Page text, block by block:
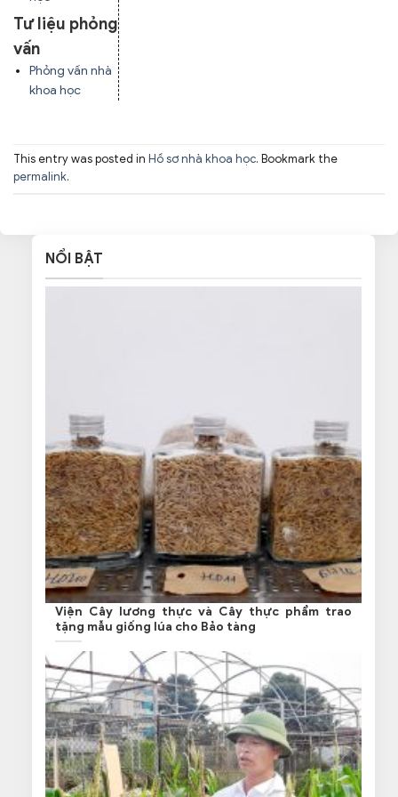
Tư liệu phỏng
vấn
Phỏng vấn nhà
khoa học
This entry was posted in Hồ sơ nhà khoa học. Bookmark the
permalink.
NỔI BẬT
Viện Cây lương thực và Cây thực phẩm trao
tặng mẫu giống lúa cho Bảo tàng